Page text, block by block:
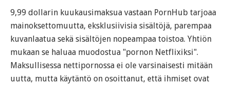
9,99 dollarin kuukausimaksua vastaan PornHub tarjoaa
mainoksettomuutta, eksklusiivisia sisältöjä, parempaa
kuvanlaatua sekä sisältöjen nopeampaa toistoa. Yhtiön
mukaan se haluaa muodostua "pornon Netflixiksi".
Maksullisessa nettipornossa ei ole varsinaisesti mitään
uutta, mutta käytäntö on osoittanut, että ihmiset ovat